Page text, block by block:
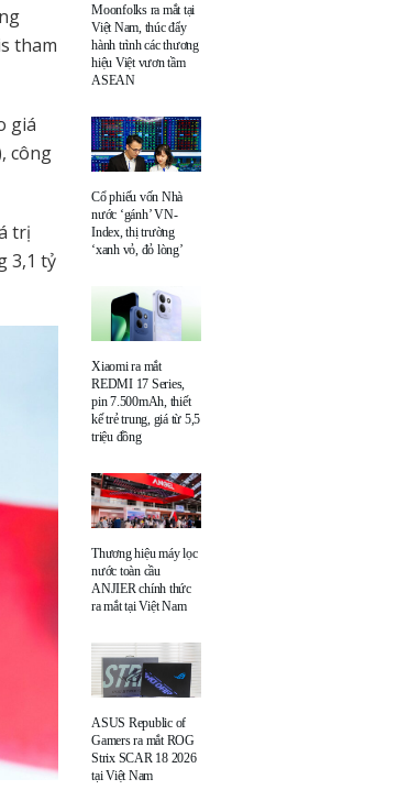
tham
giá
công
trị
3,1 tỷ
Moonfolks ra mắt tại
Việt Nam, thúc đẩy
hành trình các thương
hiệu Việt vươn tầm
ASEAN
Cổ phiếu vốn Nhà
nước ‘gánh’ VN-
Index, thị trường
‘xanh vỏ, đỏ lòng’
Xiaomi ra mắt
REDMI 17 Series,
pin 7.500mAh, thiết
kế trẻ trung, giá từ 5,5
triệu đồng
Thương hiệu máy lọc
nước toàn cầu
ANJIER chính thức
ra mắt tại Việt Nam
ASUS Republic of
Gamers ra mắt ROG
Strix SCAR 18 2026
tại Việt Nam